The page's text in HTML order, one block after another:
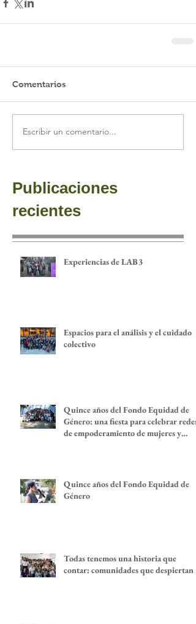
Comentarios
Escribir un comentario...
Publicaciones
recientes
Experiencias de LAB3
Espacios para el análisis y el cuidado
colectivo
Quince años del Fondo Equidad de
Género: una fiesta para celebrar redes
de empoderamiento de mujeres y
Quince años del Fondo Equidad de
Género
Todas tenemos una historia que
contar: comunidades que despiertan